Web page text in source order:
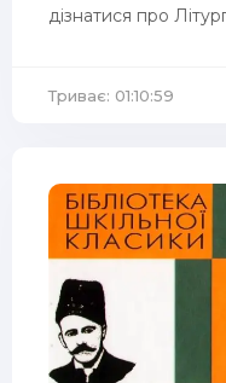
дізнатися про
Триває: 01:10:59